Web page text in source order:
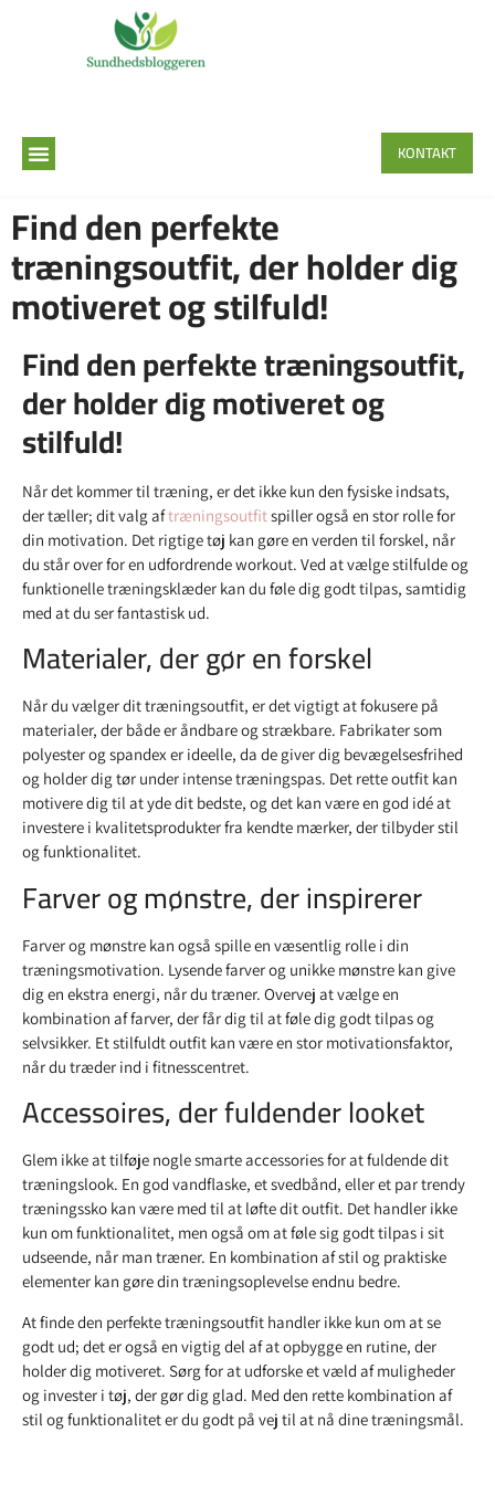
KONTAKT
Find den perfekte
træningsoutfit, der holder dig
motiveret og stilfuld!
Find den perfekte træningsoutfit,
der holder dig motiveret og
stilfuld!
Når det kommer til træning, er det ikke kun den fysiske indsats,
der tæller; dit valg aftræningsoutfitspiller også en stor rolle for
din motivation. Det rigtige tøj kan gøre en verden til forskel, når
du står over for en udfordrende workout. Ved at vælge stilfulde og
funktionelle træningsklæder kan du føle dig godt tilpas, samtidig
med at du ser fantastisk ud.
Materialer, der gør en forskel
Når du vælger dit træningsoutfit, er det vigtigt at fokusere på
materialer, der både er åndbare og strækbare. Fabrikater som
polyester og spandex er ideelle, da de giver dig bevægelsesfrihed
og holder dig tør under intense træningspas. Det rette outfit kan
motivere dig til at yde dit bedste, og det kan være en god idé at
investere i kvalitetsprodukter fra kendte mærker, der tilbyder stil
og funktionalitet.
Farver og mønstre, der inspirerer
Farver og mønstre kan også spille en væsentlig rolle i din
træningsmotivation. Lysende farver og unikke mønstre kan give
dig en ekstra energi, når du træner. Overvej at vælge en
kombination af farver, der får dig til at føle dig godt tilpas og
selvsikker. Et stilfuldt outfit kan være en stor motivationsfaktor,
når du træder ind i fitnesscentret.
Accessoires, der fuldender looket
Glem ikke at tilføje nogle smarte accessories for at fuldende dit
træningslook. En god vandflaske, et svedbånd, eller et par trendy
træningssko kan være med til at løfte dit outfit. Det handler ikke
kun om funktionalitet, men også om at føle sig godt tilpas i sit
udseende, når man træner. En kombination af stil og praktiske
elementer kan gøre din træningsoplevelse endnu bedre.
At finde den perfekte træningsoutfit handler ikke kun om at se
godt ud; det er også en vigtig del af at opbygge en rutine, der
holder dig motiveret. Sørg for at udforske et væld af muligheder
og invester i tøj, der gør dig glad. Med den rette kombination af
stil og funktionalitet er du godt på vej til at nå dine træningsmål.